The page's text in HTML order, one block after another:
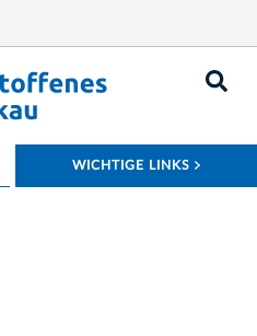
WICHTIGE LINKS